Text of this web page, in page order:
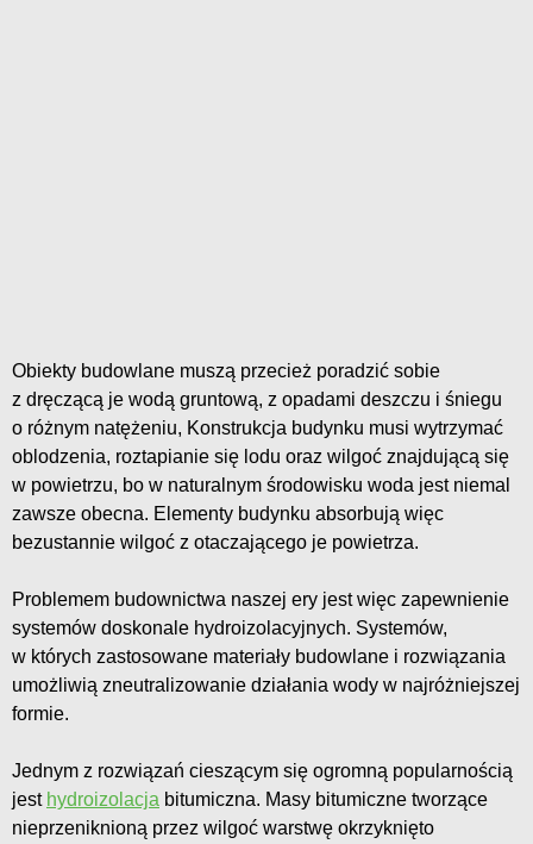
Obiekty budowlane muszą przecież poradzić sobie
z dręczącą je wodą gruntową, z opadami deszczu i śniegu
o różnym natężeniu, Konstrukcja budynku musi wytrzymać
oblodzenia, roztapianie się lodu oraz wilgoć znajdującą się
w powietrzu, bo w naturalnym środowisku woda jest niemal
zawsze obecna. Elementy budynku absorbują więc
bezustannie wilgoć z otaczającego je powietrza.
Problemem budownictwa naszej ery jest więc zapewnienie
systemów doskonale hydroizolacyjnych. Systemów,
w których zastosowane materiały budowlane i rozwiązania
umożliwią zneutralizowanie działania wody w najróżniejszej
formie.
Jednym z rozwiązań cieszącym się ogromną popularnością
jest hydroizolacja bitumiczna. Masy bitumiczne tworzące
nieprzeniknioną przez wilgoć warstwę okrzyknięto